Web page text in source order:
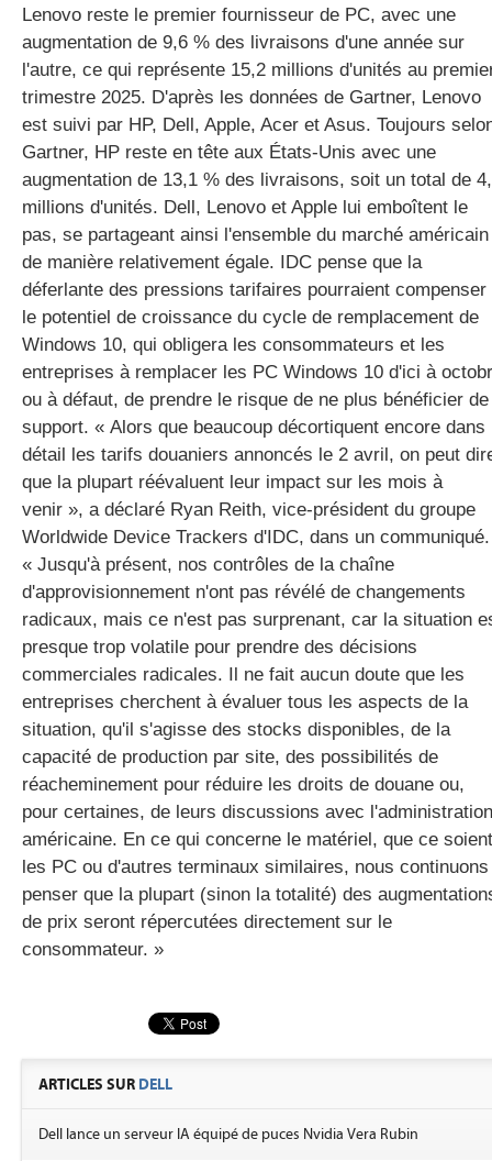
Lenovo reste le premier fournisseur de PC, avec une
augmentation de 9,6 % des livraisons d'une année sur
l'autre, ce qui représente 15,2 millions d'unités au
trimestre 2025. D'après les données de Gartner, Lenovo
est suivi par HP, Dell, Apple, Acer et Asus. Toujours
Gartner, HP reste en tête aux États-Unis avec une
augmentation de 13,1 % des livraisons, soit un total de
millions d'unités. Dell, Lenovo et Apple lui emboîtent le
pas, se partageant ainsi l'ensemble du marché américain
de manière relativement égale. IDC pense que la
déferlante des pressions tarifaires pourraient compenser
le potentiel de croissance du cycle de remplacement de
Windows 10, qui obligera les consommateurs et les
entreprises à remplacer les PC Windows 10 d'ici à
ou à défaut, de prendre le risque de ne plus bénéficier de
support. « Alors que beaucoup décortiquent encore dans
détail les tarifs douaniers annoncés le 2 avril, on peut
que la plupart réévaluent leur impact sur les mois à
venir », a déclaré Ryan Reith, vice-président du groupe
Worldwide Device Trackers d'IDC, dans un communiqué.
« Jusqu'à présent, nos contrôles de la chaîne
d'approvisionnement n'ont pas révélé de changements
radicaux, mais ce n'est pas surprenant, car la situation
presque trop volatile pour prendre des décisions
commerciales radicales. Il ne fait aucun doute que les
entreprises cherchent à évaluer tous les aspects de la
situation, qu'il s'agisse des stocks disponibles, de la
capacité de production par site, des possibilités de
réacheminement pour réduire les droits de douane ou,
pour certaines, de leurs discussions avec l'administration
américaine. En ce qui concerne le matériel, que ce soient
les PC ou d'autres terminaux similaires, nous
penser que la plupart (sinon la totalité) des
de prix seront répercutées directement sur le
consommateur. »
ARTICLES SUR DELL
Dell lance un serveur IA équipé de puces Nvidia Vera Rubin